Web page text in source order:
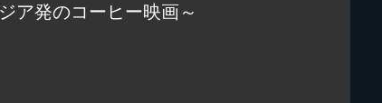
ア発のコーヒー映画～